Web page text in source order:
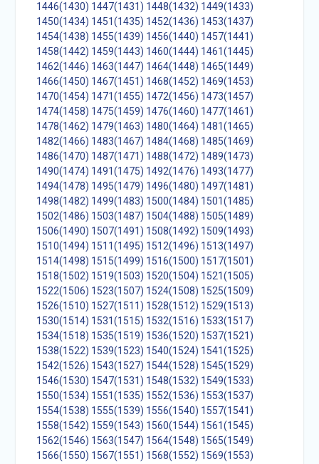
1446(1430) 1447(1431) 1448(1432) 1449(1433)
1450(1434) 1451(1435) 1452(1436) 1453(1437)
1454(1438) 1455(1439) 1456(1440) 1457(1441)
1458(1442) 1459(1443) 1460(1444) 1461(1445)
1462(1446) 1463(1447) 1464(1448) 1465(1449)
1466(1450) 1467(1451) 1468(1452) 1469(1453)
1470(1454) 1471(1455) 1472(1456) 1473(1457)
1474(1458) 1475(1459) 1476(1460) 1477(1461)
1478(1462) 1479(1463) 1480(1464) 1481(1465)
1482(1466) 1483(1467) 1484(1468) 1485(1469)
1486(1470) 1487(1471) 1488(1472) 1489(1473)
1490(1474) 1491(1475) 1492(1476) 1493(1477)
1494(1478) 1495(1479) 1496(1480) 1497(1481)
1498(1482) 1499(1483) 1500(1484) 1501(1485)
1502(1486) 1503(1487) 1504(1488) 1505(1489)
1506(1490) 1507(1491) 1508(1492) 1509(1493)
1510(1494) 1511(1495) 1512(1496) 1513(1497)
1514(1498) 1515(1499) 1516(1500) 1517(1501)
1518(1502) 1519(1503) 1520(1504) 1521(1505)
1522(1506) 1523(1507) 1524(1508) 1525(1509)
1526(1510) 1527(1511) 1528(1512) 1529(1513)
1530(1514) 1531(1515) 1532(1516) 1533(1517)
1534(1518) 1535(1519) 1536(1520) 1537(1521)
1538(1522) 1539(1523) 1540(1524) 1541(1525)
1542(1526) 1543(1527) 1544(1528) 1545(1529)
1546(1530) 1547(1531) 1548(1532) 1549(1533)
1550(1534) 1551(1535) 1552(1536) 1553(1537)
1554(1538) 1555(1539) 1556(1540) 1557(1541)
1558(1542) 1559(1543) 1560(1544) 1561(1545)
1562(1546) 1563(1547) 1564(1548) 1565(1549)
1566(1550) 1567(1551) 1568(1552) 1569(1553)